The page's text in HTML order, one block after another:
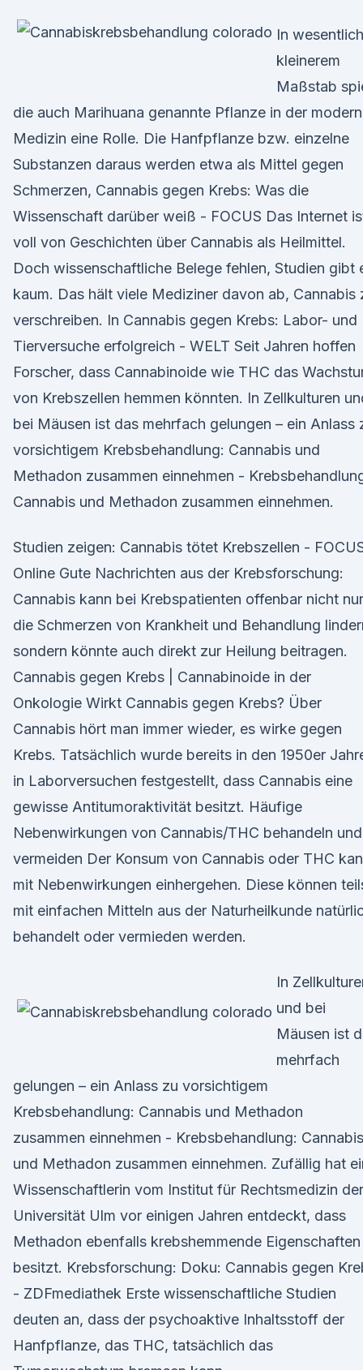
In wesentlich
kleinerem
Maßstab
die auch Marihuana genannte Pflanze in der
Medizin eine Rolle. Die Hanfpflanze bzw. einzelne
Substanzen daraus werden etwa als Mittel gegen
Schmerzen, Cannabis gegen Krebs: Was die
Wissenschaft darüber weiß - FOCUS Das Internet
voll von Geschichten über Cannabis als Heilmittel.
Doch wissenschaftliche Belege fehlen, Studien gibt
kaum. Das hält viele Mediziner davon ab, Cannabis
verschreiben. In Cannabis gegen Krebs: Labor- und
Tierversuche erfolgreich - WELT Seit Jahren hoffen
Forscher, dass Cannabinoide wie THC das
von Krebszellen hemmen könnten. In Zellkulturen
bei Mäusen ist das mehrfach gelungen – ein Anlass
vorsichtigem Krebsbehandlung: Cannabis und
Methadon zusammen einnehmen -
Cannabis und Methadon zusammen einnehmen.
Studien zeigen: Cannabis tötet Krebszellen -
Online Gute Nachrichten aus der Krebsforschung:
Cannabis kann bei Krebspatienten offenbar nicht nur
die Schmerzen von Krankheit und Behandlung
sondern könnte auch direkt zur Heilung beitragen.
Cannabis gegen Krebs | Cannabinoide in der
Onkologie Wirkt Cannabis gegen Krebs? Über
Cannabis hört man immer wieder, es wirke gegen
Krebs. Tatsächlich wurde bereits in den 1950er
in Laborversuchen festgestellt, dass Cannabis eine
gewisse Antitumoraktivität besitzt. Häufige
Nebenwirkungen von Cannabis/THC behandeln und
vermeiden Der Konsum von Cannabis oder THC
mit Nebenwirkungen einhergehen. Diese können
mit einfachen Mitteln aus der Naturheilkunde
behandelt oder vermieden werden.
In
und bei
Mäusen ist
mehrfach
gelungen – ein Anlass zu vorsichtigem
Krebsbehandlung: Cannabis und Methadon
zusammen einnehmen - Krebsbehandlung: Cannabis
und Methadon zusammen einnehmen. Zufällig hat
Wissenschaftlerin vom Institut für Rechtsmedizin der
Universität Ulm vor einigen Jahren entdeckt, dass
Methadon ebenfalls krebshemmende Eigenschaften
besitzt. Krebsforschung: Doku: Cannabis gegen
- ZDFmediathek Erste wissenschaftliche Studien
deuten an, dass der psychoaktive Inhaltsstoff der
Hanfpflanze, das THC, tatsächlich das